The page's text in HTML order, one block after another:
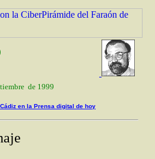
de 1999
en la Prensa digital de hoy